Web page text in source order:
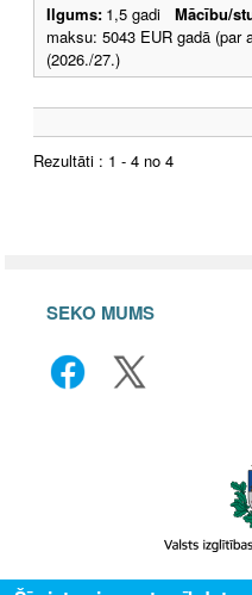
Ilgums: 1,5 gadi Mācību/
maksu: 5043 EUR gadā (par
(2026./27.)
Rezultāti : 1 - 4 no 4
SEKO MUMS